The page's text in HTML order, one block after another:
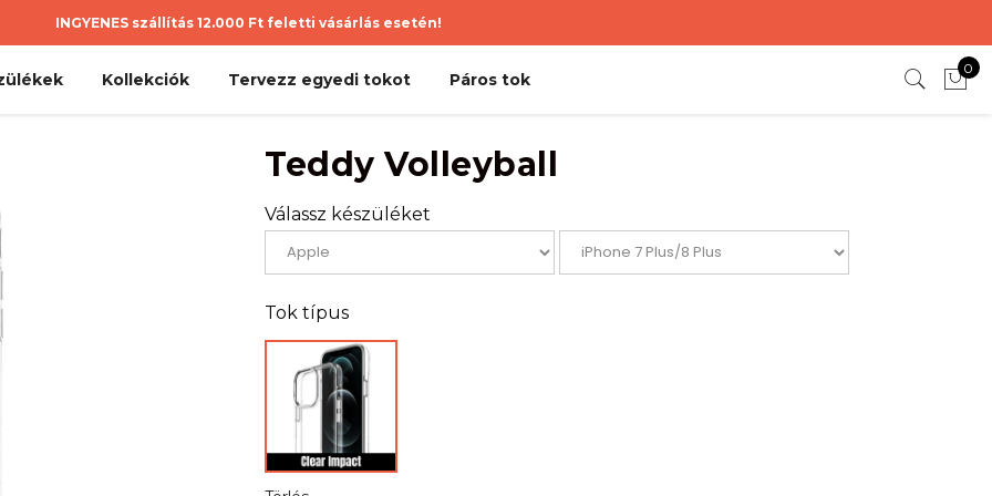
INGYENES szállítás 12.000 Ft feletti vásárlás esetén!
Kollekciók Tervezz egyedi tokot Páros tok
0
Teddy Volleyball
Válassz készüléket
Tok típus